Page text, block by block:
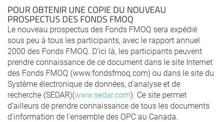
POUR OBTENIR UNE COPIE DU NOUVEAU
PROSPECTUS DES FONDS FMOQ
Le nouveau prospectus des Fonds FMOQ sera expédié
sous peu à tous les participants, avec le rapport annuel
2000 des Fonds FMOQ. D’ici là, les participants peuvent
prendre connaissance de ce document dans le site Internet
des Fonds FMOQ (www.fondsfmoq.com) ou dans le site du
Système électronique de données, d’analyse et de
recherche (SEDAR)(www.sedar.com). Ce site permet
d’ailleurs de prendre connaissance de tous les documents
d’information de l’ensemble des OPC au Canada.